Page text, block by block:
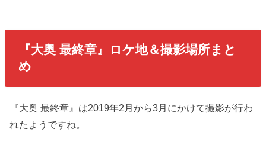
『大奥 最終章』ロケ地＆撮影場所まと
め
『大奥 最終章』は2019年2月から3月にかけて撮影が行わ
れたようですね。